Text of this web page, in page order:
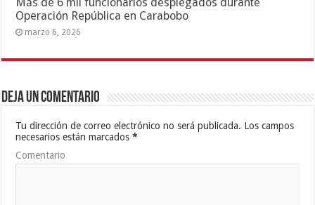
Operación República en Carabobo
marzo 6, 2026
Deja un comentario
Tu dirección de correo electrónico no será publicada. Los campos
necesarios están marcados*
Comentario